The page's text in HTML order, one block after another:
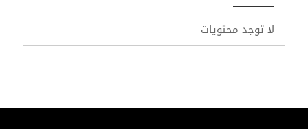
لا توجد محتويات